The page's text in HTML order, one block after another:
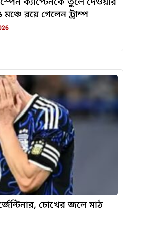
রয়ে গেলেন ট্রাম্প
চোখের জলে মাঠ